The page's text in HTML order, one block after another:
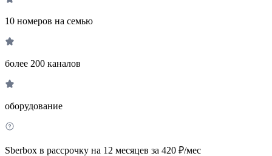
10 номеров на семью
более 200 каналов
оборудование
Sberbox в рассрочку на 12 месяцев за 420 ₽/мес